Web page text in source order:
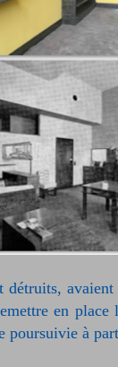
en place
poursuivie à